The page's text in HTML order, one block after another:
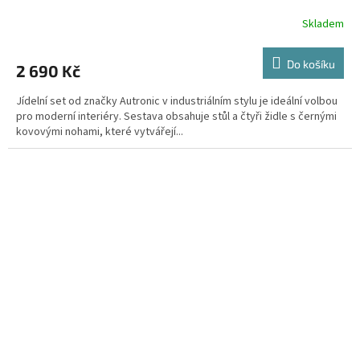
Skladem
2 690 Kč Do košíku
Jídelní set od značky Autronic v industriálním stylu je ideální volbou
pro moderní interiéry. Sestava obsahuje stůl a čtyři židle s černými
kovovými nohami, které vytvářejí...